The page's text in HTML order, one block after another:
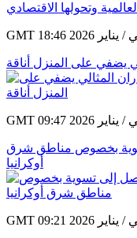
يضفي على المنزل أناقة
بخصوص مناطق شرق
أوكرانيا